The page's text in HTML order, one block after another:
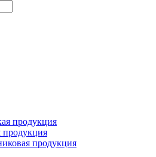
продукция
продукция
продукция